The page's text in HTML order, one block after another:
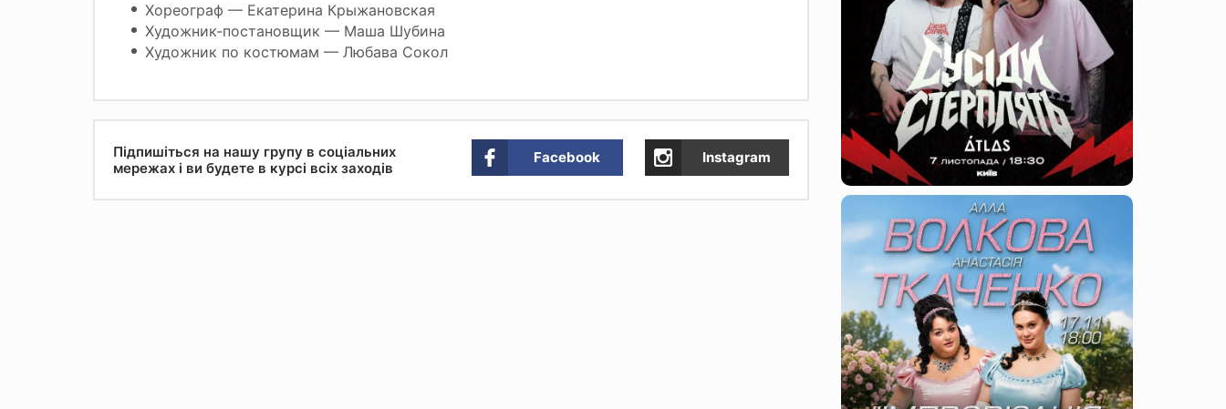
Хореограф — Екатерина Крыжановская
Художник-постановщик — Маша Шубина
Художник по костюмам — Любава Сокол
Підпишіться на нашу групу в соціальних
мережах і ви будете в курсі всіх заходів
Facebook Instagram